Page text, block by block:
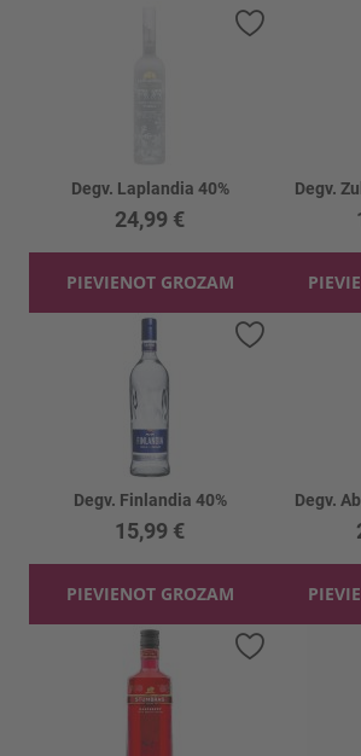
Degv. Laplandia 40%
24,99 €
PIEVIENOT GROZAM
Pievienot
Degv. Finlandia 40%
15,99 €
PIEVIENOT GROZAM
Pievienot
Pievienot